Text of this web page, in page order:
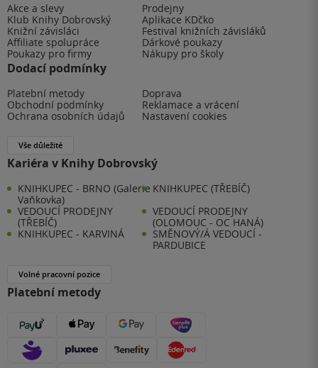
Akce a slevy
Prodejny
Klub Knihy Dobrovský
Aplikace KDčko
Knižní závisláci
Festival knižních závisláků
Affiliate spolupráce
Dárkové poukazy
Poukazy pro firmy
Nákupy pro školy
Dodací podmínky
Platební metody
Doprava
Obchodní podmínky
Reklamace a vrácení
Ochrana osobních údajů
Nastavení cookies
Vše důležité
Kariéra v Knihy Dobrovský
KNIHKUPEC - BRNO (Galerie
Vaňkovka)
KNIHKUPEC (TŘEBÍČ)
VEDOUCÍ PRODEJNY
(TŘEBÍČ)
VEDOUCÍ PRODEJNY
(OLOMOUC - OC HANÁ)
KNIHKUPEC - KARVINÁ
SMĚNOVÝ/Á VEDOUCÍ -
PARDUBICE
Volné pracovní pozice
Platební metody